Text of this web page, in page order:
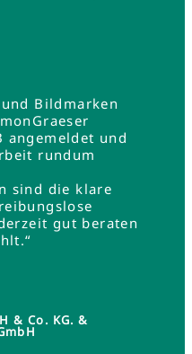
Bildmarken
angemeldet und
rundum
sind die klare
gut beraten
& Co. KG. &